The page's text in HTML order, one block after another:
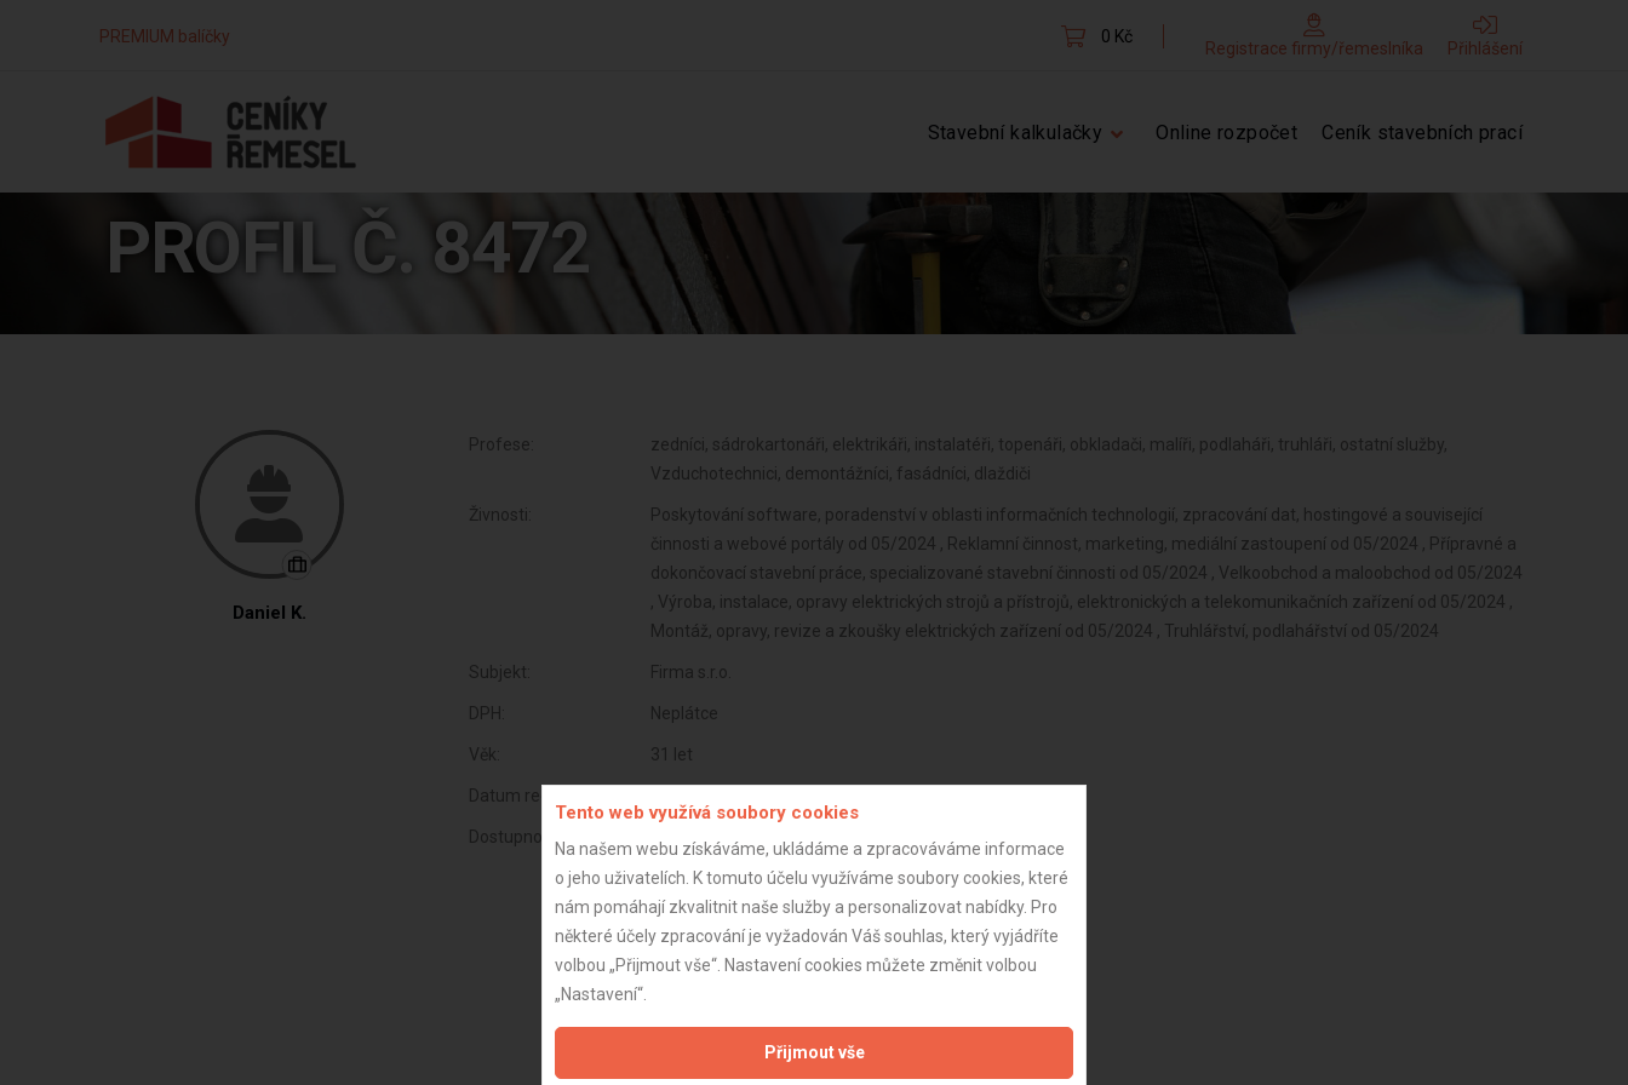
PREMIUM balíčky 0 Kč
Registrace firmy/řemeslníka Přihlášení
Stavební kalkulačky Online rozpočet Ceník stavebních prací
PROFIL Č. 8472
Daniel K.
Profese:
zedníci, sádrokartonáři, elektrikáři, instalatéři, topenáři, obkladači, malíři, podlaháři, truhláři, ostatní služby,
Vzduchotechnici, demontážníci, fasádníci, dlaždiči
Živnosti:
Poskytování software, poradenství v oblasti informačních technologií, zpracování dat, hostingové a související
činnosti a webové portály od 05/2024 , Reklamní činnost, marketing, mediální zastoupení od 05/2024 , Přípravné a
dokončovací stavební práce, specializované stavební činnosti od 05/2024 , Velkoobchod a maloobchod od 05/2024
, Výroba, instalace, opravy elektrických strojů a přístrojů, elektronických a telekomunikačních zařízení od 05/2024 ,
Montáž, opravy, revize a zkoušky elektrických zařízení od 05/2024 , Truhlářství, podlahářství od 05/2024
Subjekt: Firma s.r.o.
DPH: Neplátce
Věk: 31 let
Datum registrace:
Dostupnost:
Tento web využívá soubory cookies
Na našem webu získáváme, ukládáme a zpracováváme informace
o jeho uživatelích. K tomuto účelu využíváme soubory cookies, které
nám pomáhají zkvalitnit naše služby a personalizovat nabídky. Pro
některé účely zpracování je vyžadován Váš souhlas, který vyjádříte
volbou „Přijmout vše“. Nastavení cookies můžete změnit volbou
„Nastavení“.
Přijmout vše